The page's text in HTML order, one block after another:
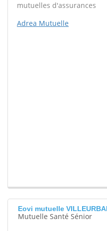
mutuelles d'assurances
Adrea Mutuelle
Eovi mutuelle
Mutuelle Santé Sénior